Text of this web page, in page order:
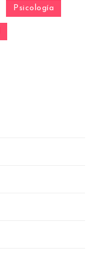
Psicología